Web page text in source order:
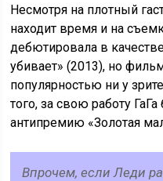
Несмотря на плотный
находит время и на
дебютировала в
убивает» (2013), но
популярностью ни у
того, за свою работу
антипремию «Золотая
Впрочем, если Леди